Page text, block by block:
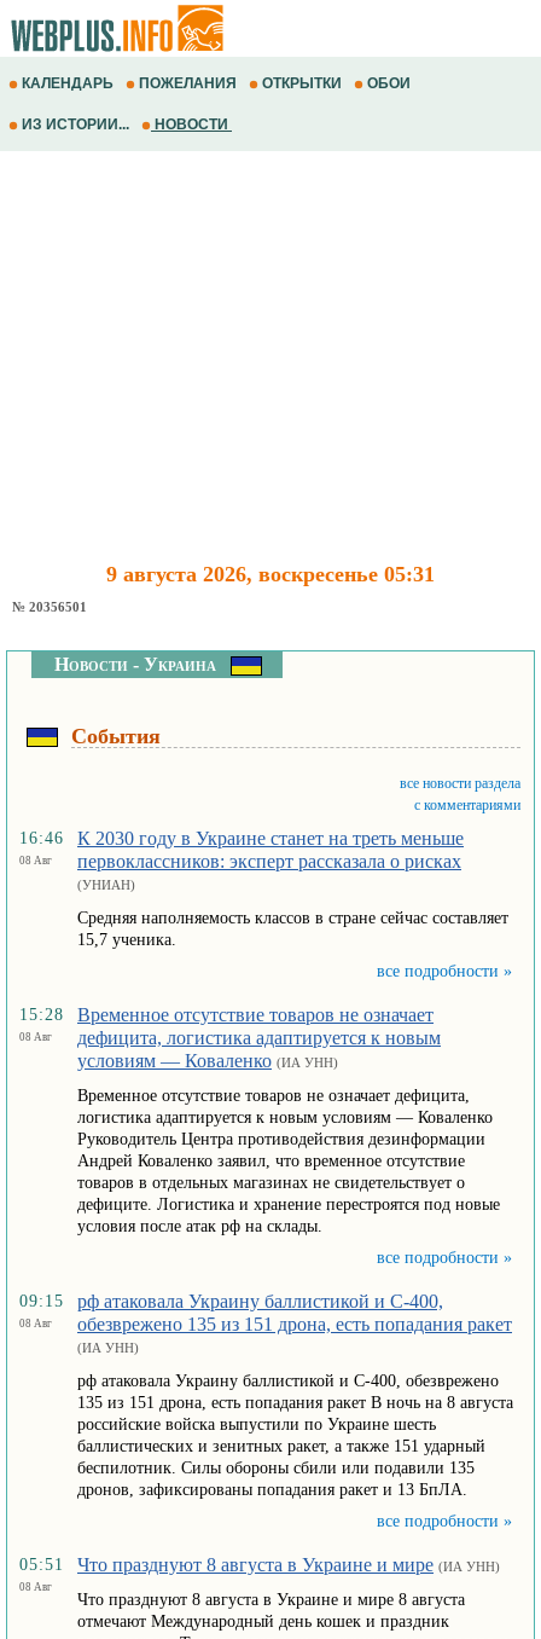
КАЛЕНДАРЬ ПОЖЕЛАНИЯ ОТКРЫТКИ ОБОИ
ИЗ ИСТОРИИ... НОВОСТИ
9 августа 2026, воскресенье 05:31
№ 20356501
Новости - Украина
События
все новости раздела
с комментариями
16:46
08 Авг
К 2030 году в Украине станет на треть меньше
первоклассников: эксперт рассказала о рисках
(УНИАН)
Средняя наполняемость классов в стране сейчас составляет
15,7 ученика.
все подробности »
15:28
08 Авг
Временное отсутствие товаров не означает
дефицита, логистика адаптируется к новым
условиям — Коваленко (ИА УНН)
Временное отсутствие товаров не означает дефицита,
логистика адаптируется к новым условиям — Коваленко
Руководитель Центра противодействия дезинформации
Андрей Коваленко заявил, что временное отсутствие
товаров в отдельных магазинах не свидетельствует о
дефиците. Логистика и хранение перестроятся под новые
условия после атак рф на склады.
все подробности »
09:15
08 Авг
рф атаковала Украину баллистикой и С-400,
обезврежено 135 из 151 дрона, есть попадания ракет
(ИА УНН)
рф атаковала Украину баллистикой и С-400, обезврежено
135 из 151 дрона, есть попадания ракет В ночь на 8 августа
российские войска выпустили по Украине шесть
баллистических и зенитных ракет, а также 151 ударный
беспилотник. Силы обороны сбили или подавили 135
дронов, зафиксированы попадания ракет и 13 БпЛА.
все подробности »
05:51
08 Авг
Что празднуют 8 августа в Украине и мире (ИА УНН)
Что празднуют 8 августа в Украине и мире 8 августа
отмечают Международный день кошек и праздник